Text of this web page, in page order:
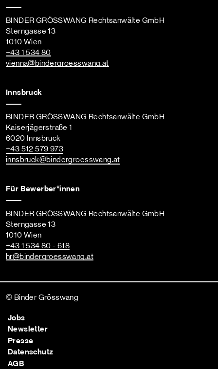
BINDER GRÖSSWANG Rechtsanwälte GmbH
Sterngasse 13
1010 Wien
+43 1 534 80
vienna@bindergroesswang.at
Innsbruck
BINDER GRÖSSWANG Rechtsanwälte GmbH
Kaiserjägerstraße 1
6020 Innsbruck
+43 512 579 973
innsbruck@bindergroesswang.at
Für Bewerber*innen
BINDER GRÖSSWANG Rechtsanwälte GmbH
Sterngasse 13
1010 Wien
+43 1 534 80 - 618
hr@bindergroesswang.at
© Binder Grösswang
Jobs
Newsletter
Presse
Datenschutz
AGB